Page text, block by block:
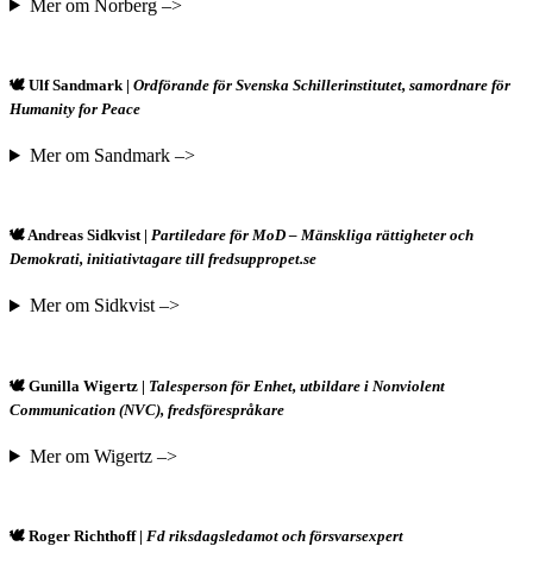
Mer om Norberg –>
🕊️ Ulf Sandmark | Ordförande för Svenska Schillerinstitutet, samordnare för
Humanity for Peace
Mer om Sandmark –>
🕊️ Andreas Sidkvist | Partiledare för MoD – Mänskliga rättigheter och
Demokrati, initiativtagare till fredsuppropet.se
Mer om Sidkvist –>
🕊️ Gunilla Wigertz | Talesperson för Enhet, utbildare i Nonviolent
Communication (NVC), fredsförespråkare
Mer om Wigertz –>
🕊️ Roger Richthoff | Fd riksdagsledamot och försvarsexpert